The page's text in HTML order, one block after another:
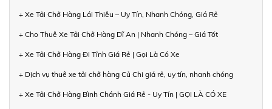
+ Xe Tải Chở Hàng Lái Thiêu – Uy Tín, Nhanh Chóng, Giá Rẻ
+ Cho Thuê Xe Tải Chở Hàng Dĩ An | Nhanh Chóng – Giá Tốt
+ Xe Tải Chở Hàng Đi Tỉnh Giá Rẻ | Gọi Là Có Xe
+ Dịch vụ thuê xe tải chở hàng Củ Chi giá rẻ, uy tín, nhanh chóng
+ Xe Tải Chở Hàng Bình Chánh Giá Rẻ - Uy Tín | GỌI LÀ CÓ XE